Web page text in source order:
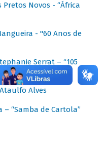
Novos - “África
- "60 Anos de
Serrat – “105
Alves
– “Samba de Cartola”